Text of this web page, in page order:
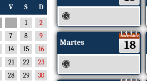
V S
D
1
2
7 8
9
14 15
16
21 22
23
28 29 30
Martes
Noviembre
18